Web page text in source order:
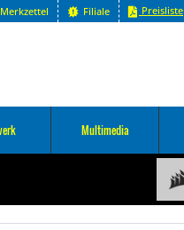
Merkzettel Filiale Preisliste
Multimedia